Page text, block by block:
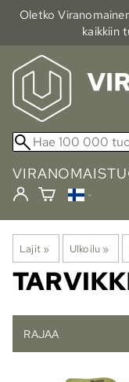
Oletko
kaikkiin
Lajit ‪» Ulkoilu ‪»
RAJAA